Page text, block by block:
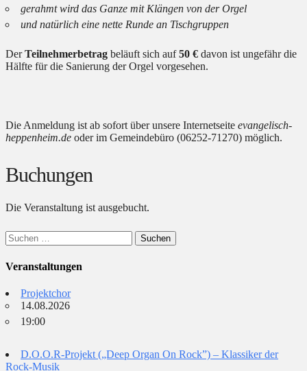
gerahmt wird das Ganze mit Klängen von der Orgel
und natürlich eine nette Runde an Tischgruppen
DerTeilnehmerbetrag beläuft sich auf50 € davon ist ungefähr die
Hälfte für die Sanierung der Orgel vorgesehen.
Die Anmeldung ist ab sofort über unsere Internetseite evangelisch-
heppenheim.de oder im Gemeindebüro (06252-71270) möglich.
Buchungen
Die Veranstaltung ist ausgebucht.
Suchen
nach:
Veranstaltungen
Projektchor
14.08.2026
19:00
D.O.O.R-Projekt („Deep Organ On Rock”) – Klassiker der
Rock-Musik